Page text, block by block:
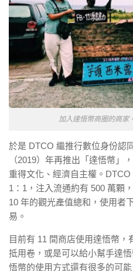
加入達悟幣商圈的商家
於是 DTCO 繼推行數位身份認
（2019）年再推出「達悟幣」
重得文化、經濟自主權。
1：1，注入流通約有 500 萬顆
10 年的觀光產值總和，使用者
易。
目前有 11 間商店使用達悟幣
抵用卷，或是可以給小幫手達
悟幣的使用方式還有很多的可